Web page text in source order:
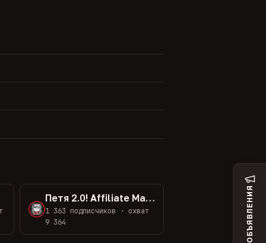
Петя 2.0! Affiliate Marketing
1 363 подписчиков · охват
9 364
ОБЪЯВЛЕНИЯ